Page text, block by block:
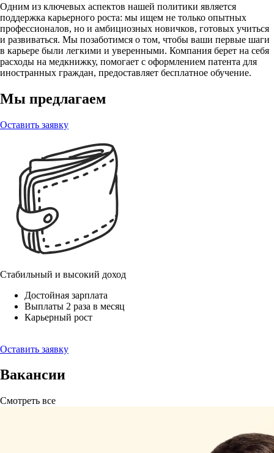
Одним из ключевых аспектов нашей политики является
поддержка карьерного роста: мы ищем не только опытных
профессионалов, но и амбициозных новичков, готовых учиться
и развиваться. Мы позаботимся о том, чтобы ваши первые шаги
в карьере были легкими и уверенными. Компания берет на себя
расходы на медкнижку, помогает с оформлением патента для
иностранных граждан, предоставляет бесплатное обучение.
Мы предлагаем
Оставить заявку
Стабильный и высокий доход
Достойная зарплата
Выплаты 2 раза в месяц
Карьерный рост
Оставить заявку
Вакансии
Смотреть все